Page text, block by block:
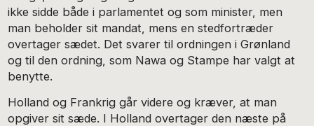
ikke sidde både i parlamentet og som minister, men
man beholder sit mandat, mens en stedfortræder
overtager sædet. Det svarer til ordningen i Grønland
og til den ordning, som Nawa og Stampe har valgt at
benytte.
Holland og Frankrig går videre og kræver, at man
opgiver sit sæde. I Holland overtager den næste på